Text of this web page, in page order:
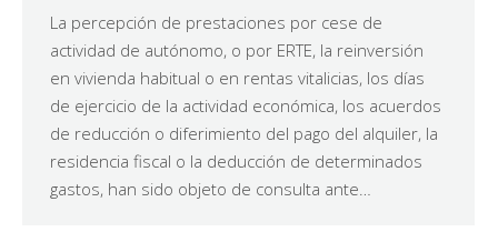
La percepción de prestaciones por cese de
actividad de autónomo, o por ERTE, la reinversión
en vivienda habitual o en rentas vitalicias, los días
de ejercicio de la actividad económica, los acuerdos
de reducción o diferimiento del pago del alquiler, la
residencia fiscal o la deducción de determinados
gastos, han sido objeto de consulta ante…